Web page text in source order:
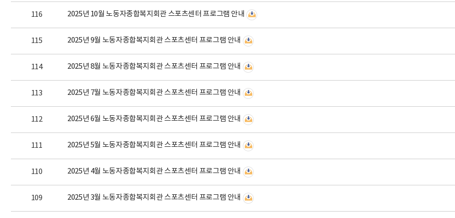
116 2025년 10월 노동자종합복지회관 스포츠센터 프로그램 안내
115 2025년 9월 노동자종합복지회관 스포츠센터 프로그램 안내
114 2025년 8월 노동자종합복지회관 스포츠센터 프로그램 안내
113 2025년 7월 노동자종합복지회관 스포츠센터 프로그램 안내
112 2025년 6월 노동자종합복지회관 스포츠센터 프로그램 안내
111 2025년 5월 노동자종합복지회관 스포츠센터 프로그램 안내
110 2025년 4월 노동자종합복지회관 스포츠센터 프로그램 안내
109 2025년 3월 노동자종합복지회관 스포츠센터 프로그램 안내